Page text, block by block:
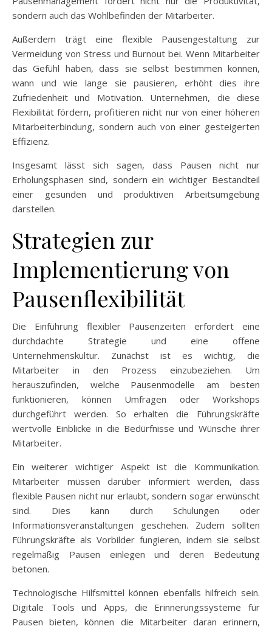
sondern auch das Wohlbefinden der Mitarbeiter.
Außerdem trägt eine flexible Pausengestaltung zur
Vermeidung von Stress und Burnout bei. Wenn Mitarbeiter
das Gefühl haben, dass sie selbst bestimmen können,
wann und wie lange sie pausieren, erhöht dies ihre
Zufriedenheit und Motivation. Unternehmen, die diese
Flexibilität fördern, profitieren nicht nur von einer höheren
Mitarbeiterbindung, sondern auch von einer gesteigerten
Effizienz.
Insgesamt lässt sich sagen, dass Pausen nicht nur
Erholungsphasen sind, sondern ein wichtiger Bestandteil
einer gesunden und produktiven Arbeitsumgebung
darstellen.
Strategien zur
Implementierung von
Pausenflexibilität
Die Einführung flexibler Pausenzeiten erfordert eine
durchdachte Strategie und eine offene
Unternehmenskultur. Zunächst ist es wichtig, die
Mitarbeiter in den Prozess einzubeziehen. Um
herauszufinden, welche Pausenmodelle am besten
funktionieren, können Umfragen oder Workshops
durchgeführt werden. So erhalten die Führungskräfte
wertvolle Einblicke in die Bedürfnisse und Wünsche ihrer
Mitarbeiter.
Ein weiterer wichtiger Aspekt ist die Kommunikation.
Mitarbeiter müssen darüber informiert werden, dass
flexible Pausen nicht nur erlaubt, sondern sogar erwünscht
sind. Dies kann durch Schulungen oder
Informationsveranstaltungen geschehen. Zudem sollten
Führungskräfte als Vorbilder fungieren, indem sie selbst
regelmäßig Pausen einlegen und deren Bedeutung
betonen.
Technologische Hilfsmittel können ebenfalls hilfreich sein.
Digitale Tools und Apps, die Erinnerungssysteme für
Pausen bieten, können die Mitarbeiter daran erinnern,